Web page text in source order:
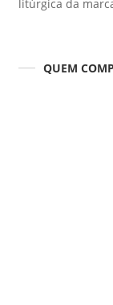
litúrgica da
QUEM